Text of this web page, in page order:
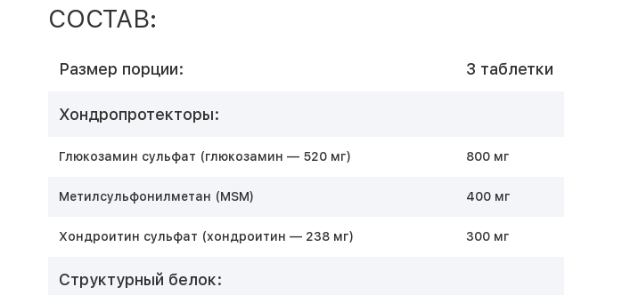
СОСТАВ:
Размер порции: 3 таблетки
Хондропротекторы:
Глюкозамин сульфат (глюкозамин — 520 мг) 800 мг
Метилсульфонилметан (MSM) 400 мг
Хондроитин сульфат (хондроитин — 238 мг) 300 мг
Структурный белок: